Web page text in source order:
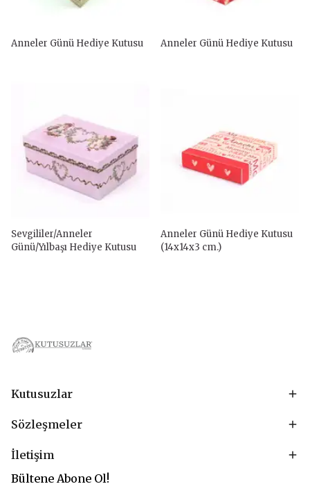
Anneler Günü Hediye Kutusu Anneler Günü Hediye Kutusu
Sevgililer/Anneler
Günü/Yılbaşı Hediye Kutusu
Anneler Günü Hediye Kutusu
(14x14x3 cm.)
Kutusuzlar
Sözleşmeler
İletişim
Bültene Abone Ol!